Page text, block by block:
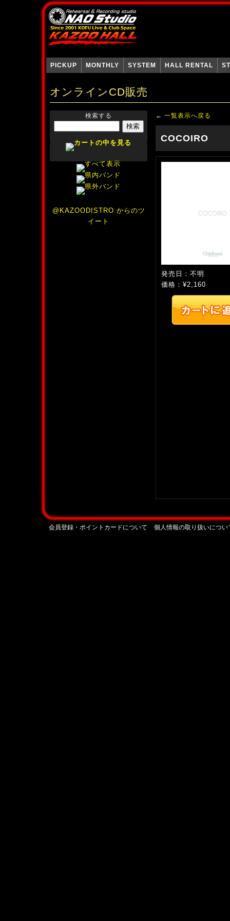
PICKUP MONTHLY SYSTEM HALL RENTAL
オンラインCD販売
検索する
@KAZOODISTRO からのツ
イート
← 一覧表示へ戻る
COCOIRO
発売日：不明
価格：¥2,160
会員登録・ポイントカードについて 個人情報の取り扱いについ